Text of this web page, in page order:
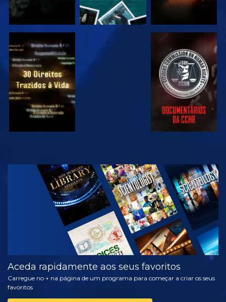
VER VER
VER
EXPLORAR A
SÉRIE
Aceda rapidamente aos seus favoritos
Carregue no + na página de um programa para começar a criar os seus
favoritos